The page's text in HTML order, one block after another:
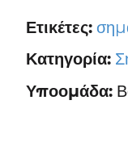
Ετικέτες:
Κατηγορία:
Υποομάδα: